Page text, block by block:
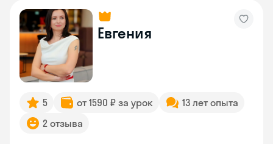
Евгения
5 от 1590 ₽ за урок
13 лет опыта
2 отзыва